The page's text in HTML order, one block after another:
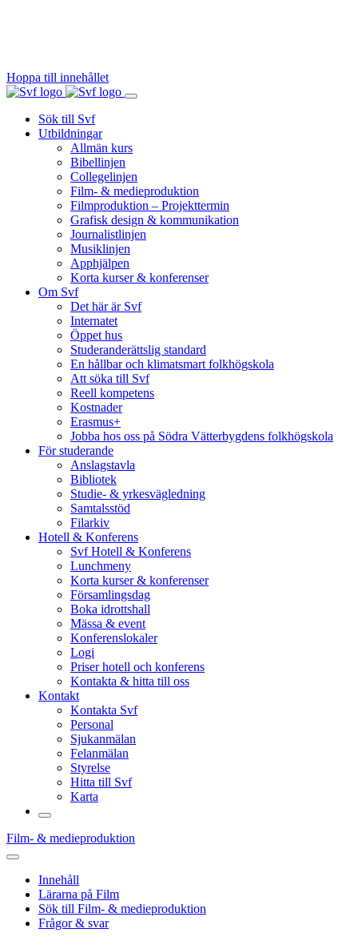
Hoppa till innehållet
Sök till Svf
Utbildningar
Allmän kurs
Bibellinjen
Collegelinjen
Film- & medieproduktion
Filmproduktion – Projekttermin
Grafisk design & kommunikation
Journalistlinjen
Musiklinjen
Apphjälpen
Korta kurser & konferenser
Om Svf
Det här är Svf
Internatet
Öppet hus
Studeranderättslig standard
En hållbar och klimatsmart folkhögskola
Att söka till Svf
Reell kompetens
Kostnader
Erasmus+
Jobba hos oss på Södra Vätterbygdens folkhögskola
För studerande
Anslagstavla
Bibliotek
Studie- & yrkesvägledning
Samtalsstöd
Filarkiv
Hotell & Konferens
Svf Hotell & Konferens
Lunchmeny
Korta kurser & konferenser
Församlingsdag
Boka idrottshall
Mässa & event
Konferenslokaler
Logi
Priser hotell och konferens
Kontakta & hitta till oss
Kontakt
Kontakta Svf
Personal
Sjukanmälan
Felanmälan
Styrelse
Hitta till Svf
Karta
Film- & medieproduktion
Innehåll
Lärarna på Film
Sök till Film- & medieproduktion
Frågor & svar